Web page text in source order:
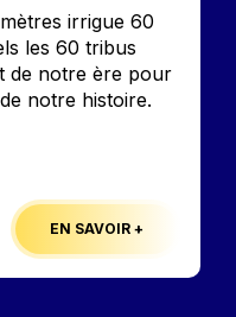
irrigue 60
les 60 tribus
de notre ère pour
notre histoire.
EN SAVOIR +